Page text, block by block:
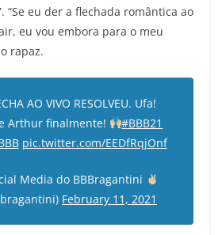
“Se eu der a flechada romântica ao
eu vou embora para o meu
rapaz.
AO VIVO RESOLVEU. Ufa!
Arthur finalmente!
#BBB21
pic.twitter.com/EEDfRqjOnf
Media do BBBragantini
February 11, 2021